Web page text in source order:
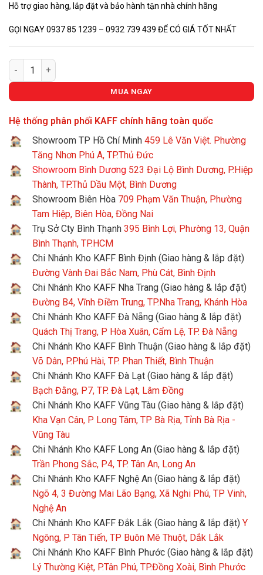
Hỗ trợ giao hàng, lắp đặt và bảo hành tận nhà chính hãng
GỌI NGAY 0937 85 1239 – 0932 739 439 ĐỂ CÓ GIÁ TỐT NHẤT
VÒI RỬA ĐÁ KAFF KF-C5 số lượng
MUA NGAY
Hệ thống phân phối KAFF chính hãng toàn quốc
Showroom TP Hồ Chí Minh 459 Lê Văn Việt. Phường
Tăng Nhơn Phú A, TP.Thủ Đức
Showroom Bình Dương 523 Đại Lộ Bình Dương, P.Hiệp
Thành, TP.Thủ Dầu Một, Bình Dương
Showroom Biên Hòa 709 Phạm Văn Thuận, Phường
Tam Hiệp, Biên Hòa, Đồng Nai
Trụ Sở Cty Bình Thạnh 395 Bình Lợi, Phường 13, Quận
Bình Thạnh, TP.HCM
Chi Nhánh Kho KAFF Bình Định (Giao hàng & lắp đặt)
Đường Vành Đai Bắc Nam, Phù Cát, Bình Định
Chi Nhánh Kho KAFF Nha Trang (Giao hàng & lắp đặt)
Đường B4, Vĩnh Điềm Trung, TP.Nha Trang, Khánh Hòa
Chi Nhánh Kho KAFF Đà Nẵng (Giao hàng & lắp đặt)
Quách Thị Trang, P Hòa Xuân, Cẩm Lệ, TP. Đà Nẵng
Chi Nhánh Kho KAFF Bình Thuận (Giao hàng & lắp đặt)
Võ Dân, P.Phú Hài, TP. Phan Thiết, Bình Thuận
Chi Nhánh Kho KAFF Đà Lạt (Giao hàng & lắp đặt)
Bạch Đằng, P7, TP. Đà Lạt, Lâm Đồng
Chi Nhánh Kho KAFF Vũng Tàu (Giao hàng & lắp đặt)
Kha Vạn Cân, P Long Tâm, TP Bà Rịa, Tỉnh Bà Rịa -
Vũng Tàu
Chi Nhánh Kho KAFF Long An (Giao hàng & lắp đặt)
Trần Phong Sắc, P4, TP. Tân An, Long An
Chi Nhánh Kho KAFF Nghệ An (Giao hàng & lắp đặt)
Ngõ 4, 3 Đường Mai Lão Bạng, Xã Nghi Phú, TP Vinh,
Nghệ An
Chi Nhánh Kho KAFF Đắk Lắk (Giao hàng & lắp đặt) Y
Ngông, P Tân Tiến, TP Buôn Mê Thuột, Dắk Lắk
Chi Nhánh Kho KAFF Bình Phước (Giao hàng & lắp đặt)
Lý Thường Kiệt, P.Tân Phú, TP.Đồng Xoài, Bình Phước